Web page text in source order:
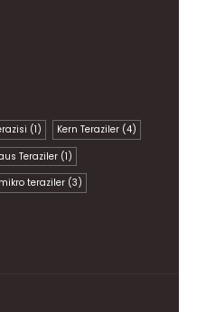
(1) Kern Teraziler(4)
Teraziler (1)
teraziler (3)